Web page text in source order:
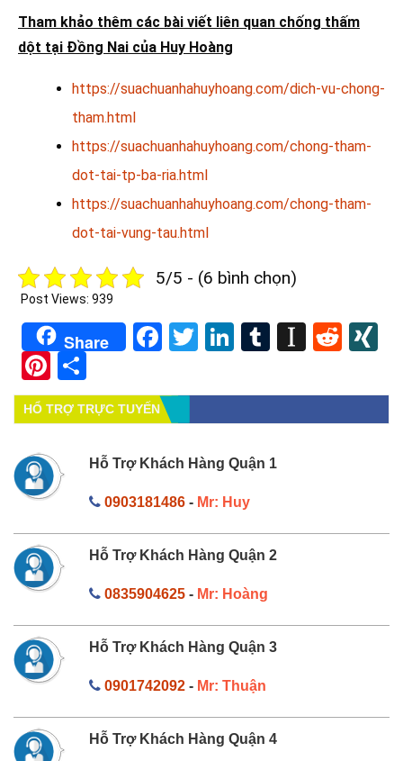
Tham khảo thêm các bài viết liên quan chống thấm
dột tại Đồng Nai của Huy Hoàng
https://suachuanhahuyhoang.com/dich-vu-chong-
tham.html
https://suachuanhahuyhoang.com/chong-tham-
dot-tai-tp-ba-ria.html
https://suachuanhahuyhoang.com/chong-tham-
dot-tai-vung-tau.html
5/5 - (6 bình chọn)
Post Views: 939
Share Facebook
TwitterLinkedIn
Tumblr
Pinterest
HỔ TRỢ TRỰC TUYẾN
Hỗ Trợ Khách Hàng Quận 1
0903181486- Mr: Huy
Hỗ Trợ Khách Hàng Quận 2
0835904625- Mr: Hoàng
Hỗ Trợ Khách Hàng Quận 3
0901742092- Mr: Thuận
Hỗ Trợ Khách Hàng Quận 4